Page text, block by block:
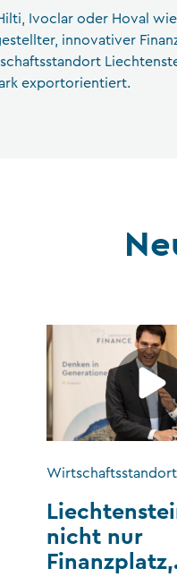
Ivoclar oder Hoval
innovativer
exportorientiert.
Wirtschaftsstandort
nicht nur
Finanzplatz,